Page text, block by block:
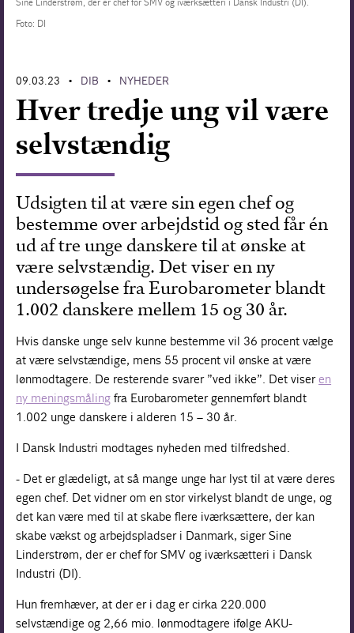
Forskning
Foto: DI
09.03.23 • DIB • NYHEDER
Hver tredje ung vil være
selvstændig
Udsigten til at være sin egen chef og
bestemme over arbejdstid og sted får én
ud af tre unge danskere til at ønske at
være selvstændig. Det viser en ny
undersøgelse fra Eurobarometer blandt
1.002 danskere mellem 15 og 30 år.
Hvis danske unge selv kunne bestemme vil 36 procent vælge
at være selvstændige, mens 55 procent vil ønske at være
lønmodtagere. De resterende svarer ”ved ikke”. Det viseren
ny meningsmåling fra Eurobarometer gennemført blandt
1.002 unge danskere i alderen 15 – 30 år.
I Dansk Industri modtages nyheden med tilfredshed.
- Det er glædeligt, at så mange unge har lyst til at være deres
egen chef. Det vidner om en stor virkelyst blandt de unge, og
det kan være med til at skabe flere iværksættere, der kan
skabe vækst og arbejdspladser i Danmark, siger Sine
Linderstrøm, der er chef for SMV og iværksætteri i Dansk
Industri (DI).
Hun fremhæver, at der er i dag er cirka 220.000
selvstændige og 2,66 mio. lønmodtagere ifølge AKU-